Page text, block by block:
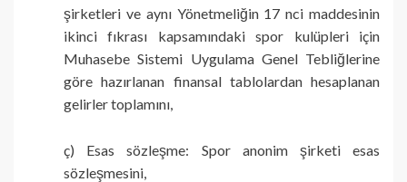
şirketleri ve aynı Yönetmeliğin 17 nci maddesinin
ikinci fıkrası kapsamındaki spor kulüpleri için
Muhasebe Sistemi Uygulama Genel Tebliğlerine
göre hazırlanan finansal tablolardan hesaplanan
gelirler toplamını,
ç) Esas sözleşme: Spor anonim şirketi esas
sözleşmesini,